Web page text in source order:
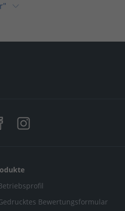
Bewertungsformular